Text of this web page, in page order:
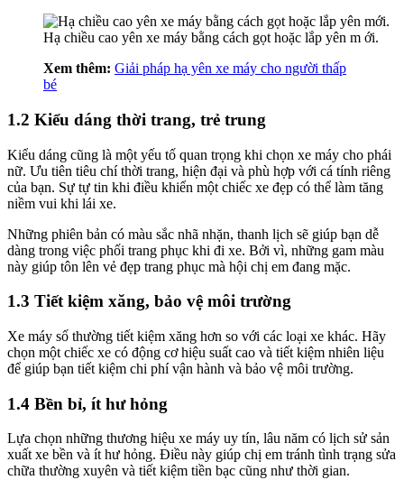
Hạ chiều cao yên xe máy bằng cách gọt hoặc lắp yên m ới.
Xem thêm: Giải pháp hạ yên xe máy cho người thấp
bé
1.2 Kiểu dáng thời trang, trẻ trung
Kiểu dáng cũng là một yếu tố quan trọng khi chọn xe máy cho phái
nữ. Ưu tiên tiêu chí thời trang, hiện đại và phù hợp với cá tính riêng
của bạn. Sự tự tin khi điều khiển một chiếc xe đẹp có thể làm tăng
niềm vui khi lái xe.
Những phiên bản có màu sắc nhã nhặn, thanh lịch sẽ giúp bạn dễ
dàng trong việc phối trang phục khi đi xe. Bởi vì, những gam màu
này giúp tôn lên vẻ đẹp trang phục mà hội chị em đang mặc.
1.3 Tiết kiệm xăng, bảo vệ môi trường
Xe máy số thường tiết kiệm xăng hơn so với các loại xe khác. Hãy
chọn một chiếc xe có động cơ hiệu suất cao và tiết kiệm nhiên liệu
để giúp bạn tiết kiệm chi phí vận hành và bảo vệ môi trường.
1.4 Bền bỉ, ít hư hỏng
Lựa chọn những thương hiệu xe máy uy tín, lâu năm có lịch sử sản
xuất xe bền và ít hư hỏng. Điều này giúp chị em tránh tình trạng sửa
chữa thường xuyên và tiết kiệm tiền bạc cũng như thời gian.